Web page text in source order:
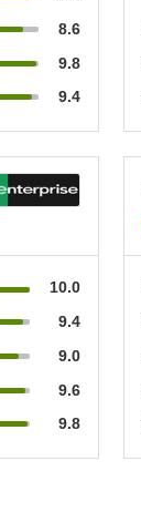
8.6
9.8
9.4
10.0
9.4
9.0
9.6
9.8